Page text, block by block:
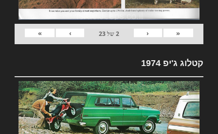
«
‹
2של23
›
»
קטלוג ג'יפ 1974